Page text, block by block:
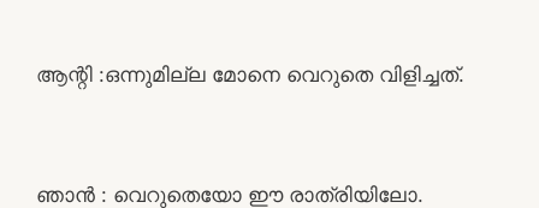
ആന്റി :ഒന്നുമില്ല മോനെ വെറുതെ വിളിച്ചത്.
ഞാൻ : വെറുതെയോ ഈ രാത്രിയിലോ.